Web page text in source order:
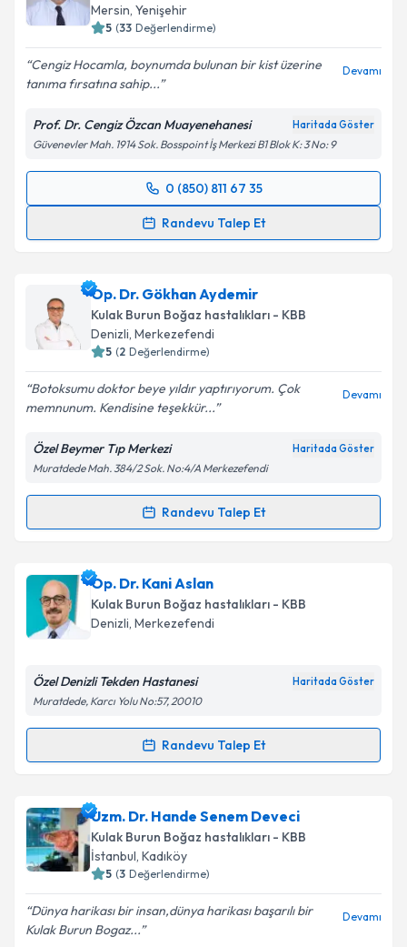
E-posta Adresiniz
Kişisel verilerimin işlenmesine ilişkin
Metni'ni okudum ve kişisel verilerimin belirtilen
kapsamda işlenmesini kabul ediyorum.
Takvim Talebini Gönder
Mersin, Yenişehir
5 (33 Değerlendirme)
Cengiz Hocamla, boynumda bulunan bir kist üzerine
tanıma fırsatına sahip...
Devamı
Prof. Dr. Cengiz Özcan Muayenehanesi Haritada Göster
Güvenevler Mah. 1914 Sok. Bosspoint İş Merkezi B1 Blok K: 3 No: 9
0 (850) 811 67 35
Randevu Talep Et
Randevu Takvimi Talebi
takvim hazırlandığında e-posta ile bilgilendireceğiz.
E-posta Adresiniz
Kişisel verilerimin işlenmesine ilişkin
kapsamda işlenmesini kabul ediyorum.
Takvim Talebini Gönder
Op. Dr. Gökhan Aydemir
Kulak Burun Boğaz hastalıkları - KBB
Denizli, Merkezefendi
5 (2 Değerlendirme)
Botoksumu doktor beye yıldır yaptırıyorum. Çok
memnunum. Kendisine teşekkür...
Devamı
Özel Beymer Tıp Merkezi Haritada Göster
Muratdede Mah. 384/2 Sok. No:4/A Merkezefendi
Randevu Talep Et
Randevu Takvimi Talebi
Op. Dr. Gökhan Aydemir
oluşturun. Size bu uzmandan randevu almanız için bir
takvim hazırlandığında e-posta ile bilgilendireceğiz.
Kişisel verilerimin işlenmesine ilişkin
Metni'ni okudum ve kişisel verilerimin belirtilen
Takvim Talebini Gönder
Op. Dr. Kani Aslan
Kulak Burun Boğaz hastalıkları - KBB
Denizli, Merkezefendi
Özel Denizli Tekden Hastanesi Haritada Göster
Muratdede, Karcı Yolu No:57, 20010
Randevu Talep Et
Randevu Takvimi Talebi
Op. Dr. Kani Aslaniçin randevu takvimi talebi
oluşturun. Size bu uzmandan randevu almanız için bir
takvim hazırlandığında e-posta ile bilgilendireceğiz.
Uzm. Dr. Hande Senem Deveci
Kulak Burun Boğaz hastalıkları - KBB
İstanbul, Kadıköy
5 (3 Değerlendirme)
Dünya harikası bir insan,dünya harikası başarılı bir
Kulak Burun Bogaz...
Devamı